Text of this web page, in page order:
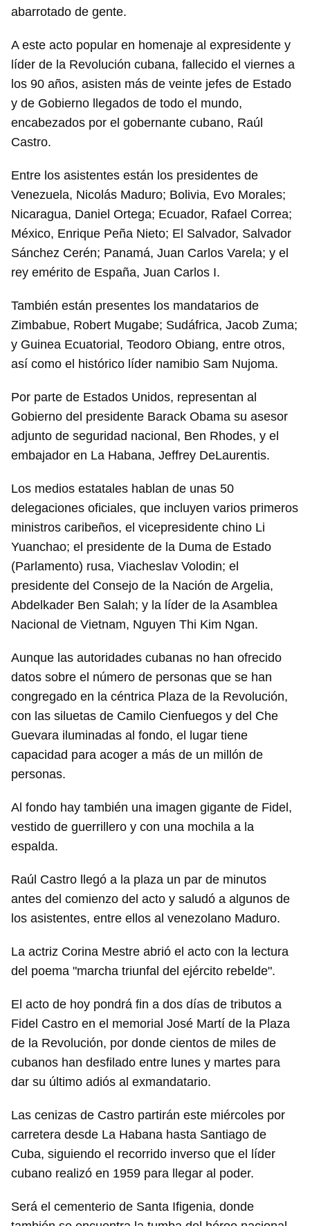
abarrotado de gente.
A este acto popular en homenaje al expresidente y
líder de la Revolución cubana, fallecido el viernes a
los 90 años, asisten más de veinte jefes de Estado
y de Gobierno llegados de todo el mundo,
encabezados por el gobernante cubano, Raúl
Castro.
Entre los asistentes están los presidentes de
Venezuela, Nicolás Maduro; Bolivia, Evo Morales;
Nicaragua, Daniel Ortega; Ecuador, Rafael Correa;
México, Enrique Peña Nieto; El Salvador, Salvador
Sánchez Cerén; Panamá, Juan Carlos Varela; y el
rey emérito de España, Juan Carlos I.
También están presentes los mandatarios de
Zimbabue, Robert Mugabe; Sudáfrica, Jacob Zuma;
y Guinea Ecuatorial, Teodoro Obiang, entre otros,
así como el histórico líder namibio Sam Nujoma.
Por parte de Estados Unidos, representan al
Gobierno del presidente Barack Obama su asesor
adjunto de seguridad nacional, Ben Rhodes, y el
embajador en La Habana, Jeffrey DeLaurentis.
Los medios estatales hablan de unas 50
delegaciones oficiales, que incluyen varios primeros
ministros caribeños, el vicepresidente chino Li
Yuanchao; el presidente de la Duma de Estado
(Parlamento) rusa, Viacheslav Volodin; el
presidente del Consejo de la Nación de Argelia,
Abdelkader Ben Salah; y la líder de la Asamblea
Nacional de Vietnam, Nguyen Thi Kim Ngan.
Aunque las autoridades cubanas no han ofrecido
datos sobre el número de personas que se han
congregado en la céntrica Plaza de la Revolución,
con las siluetas de Camilo Cienfuegos y del Che
Guevara iluminadas al fondo, el lugar tiene
capacidad para acoger a más de un millón de
personas.
Al fondo hay también una imagen gigante de Fidel,
vestido de guerrillero y con una mochila a la
espalda.
Raúl Castro llegó a la plaza un par de minutos
antes del comienzo del acto y saludó a algunos de
los asistentes, entre ellos al venezolano Maduro.
La actriz Corina Mestre abrió el acto con la lectura
del poema "marcha triunfal del ejército rebelde".
El acto de hoy pondrá fin a dos días de tributos a
Fidel Castro en el memorial José Martí de la Plaza
de la Revolución, por donde cientos de miles de
cubanos han desfilado entre lunes y martes para
dar su último adiós al exmandatario.
Las cenizas de Castro partirán este miércoles por
carretera desde La Habana hasta Santiago de
Cuba, siguiendo el recorrido inverso que el líder
cubano realizó en 1959 para llegar al poder.
Será el cementerio de Santa Ifigenia, donde